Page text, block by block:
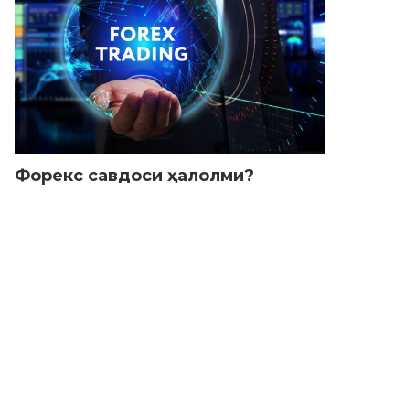
Форекс савдоси ҳалолми?